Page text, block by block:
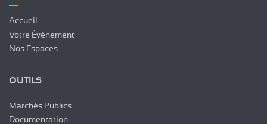
Accueil
Votre Événement
Nos Espaces
OUTILS
Marchés Publics
Documentation